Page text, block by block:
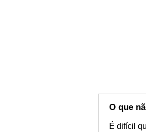
O que
É difícil